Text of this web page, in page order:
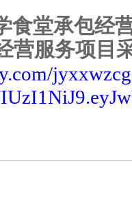
食堂承包经
营服务项目